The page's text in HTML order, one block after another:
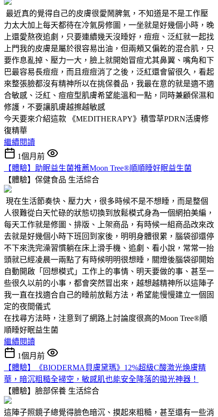
最近真的覺得自己的皮膚很愛鬧脾氣，不知道是不是工作壓
力太大加上每天都待在冷氣房修圖，一坐就是好幾個小時，晚
上還愛熬夜追劇，只要連續幾天沒睡好，痘痘、泛紅就一起找
上門我的皮膚是屬於很容易出油，但兩頰又偏乾的混合肌，只
要作息亂掉、壓力一大，臉上就開始冒痘尤其鼻翼、嘴角和下
巴最容易長痘痘，而且痘痘消了之後，泛紅還會留很久，看起
來整張臉都沒有精神所以在挑保養品，我最在意的就是適不適
合敏感、泛紅、痘痘型肌膚希望能溫和一點，同時兼顧保濕和
修護，不要讓肌膚越擦越敏感
今天要來介紹這款 《MEDITHERAPY》積雪草PDRN活膚修
復精華
繼續閱讀
1個月前
【體驗】助眠益生菌推薦Moon Tree®順順睡好眠益生菌
【體驗】保健食品 生活綜合
現在生活節奏快、壓力大，很多時候不是不想睡，而是整個
人很難從白天忙碌的狀態切換到放鬆模式身為一個網拍美編，
每天工作就是修圖、排版、上架商品，有時候一組商品改來改
去就是好幾個小時下班回到家後，明明身體很累，腦袋卻還停
不下來洗完澡習慣躺在床上滑手機、追劇、看小說，常常一抬
頭就已經凌晨一兩點了有時候明明很想睡，關燈後腦袋卻開始
自動開啟「回想模式」工作上的事情、明天要做的事、甚至一
些很久以前的小事，都會突然冒出來，越想越精神所以這陣子
我一直在找適合自己的睡前放鬆方法，希望能慢慢建立一個固
定的夜間儀式
在找尋方法時，注意到了網路上討論度很高的Moon Tree®順
順睡好眠益生菌
繼續閱讀
1個月前
【體驗】《BIODERMA貝膚黛瑪》12%超級C酸激光煥膚精
華，暗沉粗糙全掃空，敏感肌也能安全降落的拋光神器！
【體驗】臉部保養 生活綜合
這陣子照鏡子總覺得臉色暗沉、摸起來粗糙，甚至還有一些消